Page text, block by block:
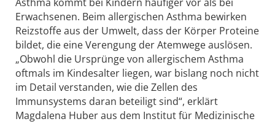
Erwachsenen. Beim allergischen Asthma bewirken
Reizstoffe aus der Umwelt, dass der Körper Proteine
bildet, die eine Verengung der Atemwege auslösen.
„Obwohl die Ursprünge von allergischem Asthma
oftmals im Kindesalter liegen, war bislang noch nicht
im Detail verstanden, wie die Zellen des
Immunsystems daran beteiligt sind“, erklärt
Magdalena Huber aus dem Institut für Medizinische